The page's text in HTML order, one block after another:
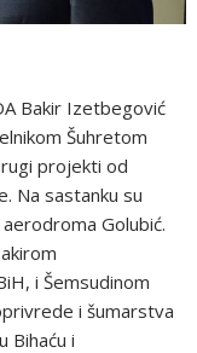
Bakir Izetbegović
Šuhretom
projekti od
Na sastanku su
Golubić.
i Šemsudinom
i šumarstva
Bihaću i